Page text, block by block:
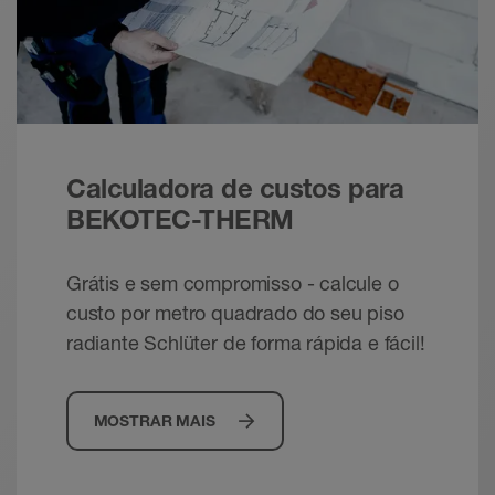
Calculadora de custos para
BEKOTEC-THERM
Grátis e sem compromisso - calcule o
custo por metro quadrado do seu piso
radiante Schlüter de forma rápida e fácil!
MOSTRAR MAIS